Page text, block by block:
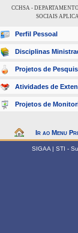
CCHSA -
SOCIAIS
Perfil Pessoal
Disciplinas
Projetos de
Atividades de
Projetos de
Ir ao Menu
SIGAA | STI -